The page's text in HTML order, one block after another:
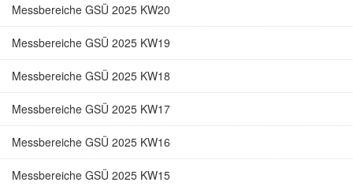
Messbereiche GSÜ 2025 KW20
Messbereiche GSÜ 2025 KW19
Messbereiche GSÜ 2025 KW18
Messbereiche GSÜ 2025 KW17
Messbereiche GSÜ 2025 KW16
Messbereiche GSÜ 2025 KW15